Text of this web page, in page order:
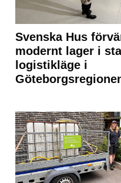
Svenska Hus
modernt lager i
logistikläge i